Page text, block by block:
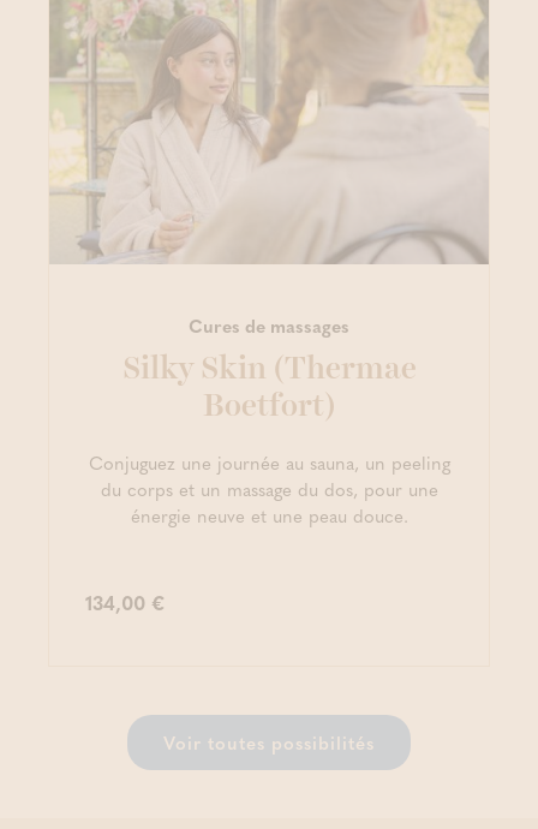
Cures de massages
Silky Skin (Thermae
Boetfort)
Conjuguez une journée au sauna, un peeling
du corps et un massage du dos, pour une
énergie neuve et une peau douce.
134,00 €
Voir toutes possibilités